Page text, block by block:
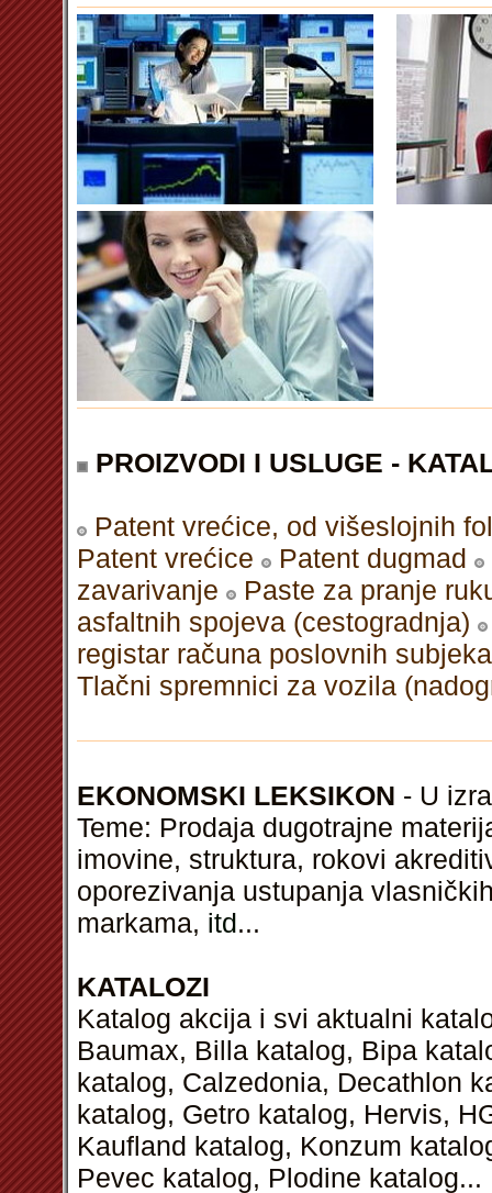
PROIZVODI I USLUGE -
Patent vrećice, od višeslojnih
Patent vrećice
Patent dugmad
zavarivanje
Paste za pranje
asfaltnih spojeva (cestogradnja)
registar računa poslovnih
Tlačni spremnici za vozila
EKONOMSKI LEKSIKON - U
Teme: Prodaja dugotrajne
imovine, struktura, rokovi
oporezivanja ustupanja
markama, itd...
KATALOZI
Katalog akcija i svi aktualni
Baumax, Billa katalog, Bipa
katalog, Calzedonia, Decathlon
katalog, Getro katalog, Hervis,
Kaufland katalog, Konzum
Pevec katalog, Plodine katalog...